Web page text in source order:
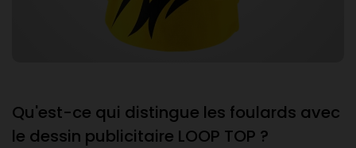
Qu'est-ce qui distingue les foulards avec
le dessin publicitaire LOOP TOP ?